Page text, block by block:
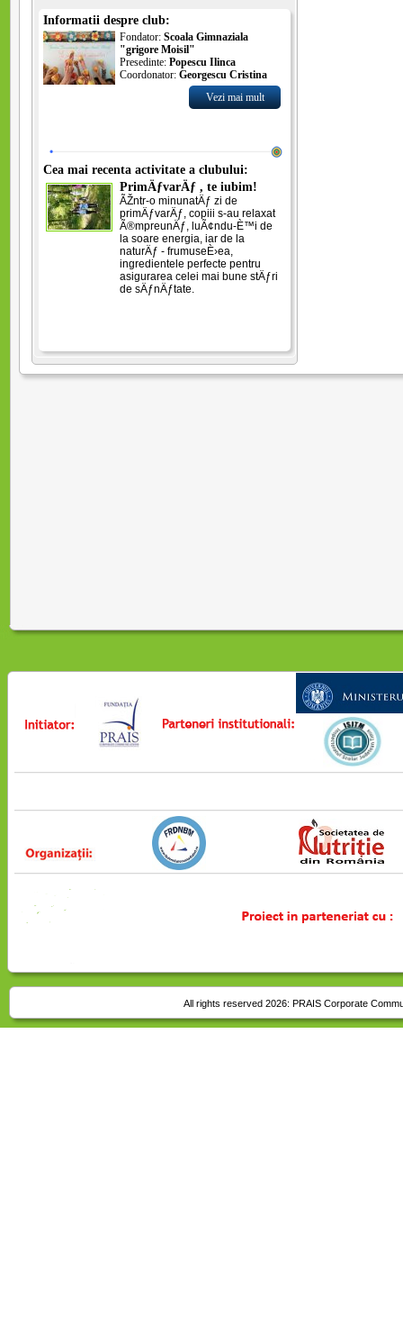
Informatii despre club:
Fondator: Scoala Gimnaziala
"grigore Moisil"
Presedinte: Popescu Ilinca
Coordonator: Georgescu Cristina
Vezi mai mult
Cea mai recenta activitate a clubului:
PrimÄƒvarÄƒ , te iubim!
ÃŽntr-o minunatÄƒ zi de
primÄƒvarÄƒ, copiii s-au relaxat
Ã®mpreunÄƒ, luÃ¢ndu-È™i de
la soare energia, iar de la
naturÄƒ - frumuseÈ›ea,
ingredientele perfecte pentru
asigurarea celei mai bune stÄƒri
de sÄƒnÄƒtate.
All rights reserved 2026: PRAIS Corporate